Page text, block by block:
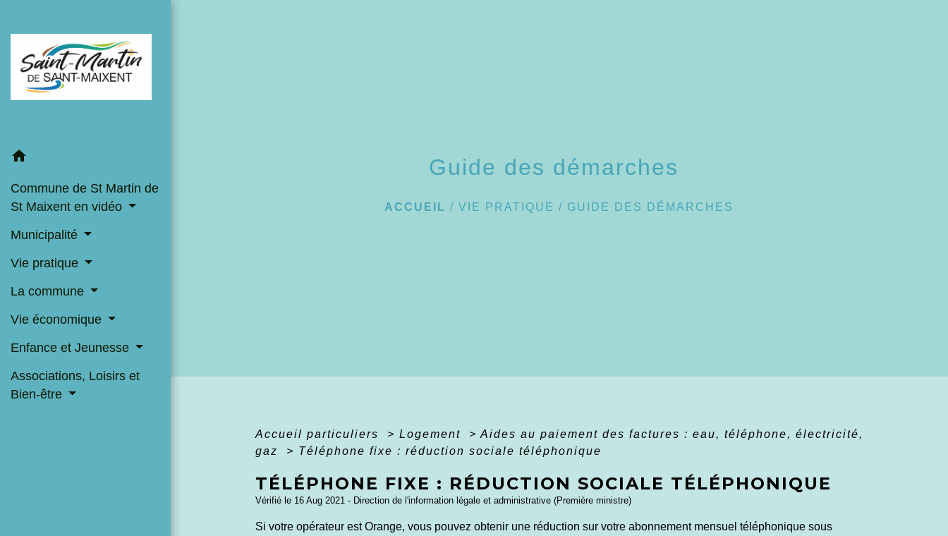
home
Commune de St Martin de
St Maixent en vidéo
Municipalité
Vie pratique
La commune
Vie économique
Enfance et Jeunesse
Associations, Loisirs et
Bien-être
Guide des démarches
ACCUEIL /VIE PRATIQUE / GUIDE DES DÉMARCHES
Accueil particuliers > Logement > Aides au paiement des factures : eau, téléphone, électricité,
gaz
> Téléphone fixe : réduction sociale téléphonique
TÉLÉPHONE FIXE : RÉDUCTION SOCIALE TÉLÉPHONIQUE
Vérifié le 16 Aug 2021 - Direction de l'information légale et administrative (Première ministre)
Si votre opérateur est Orange, vous pouvez obtenir une réduction sur votre abonnement mensuel téléphonique sous